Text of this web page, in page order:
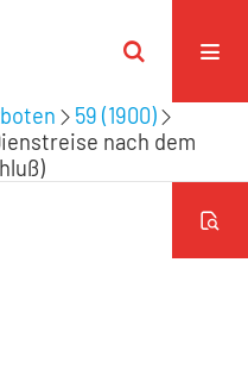
59 (1900)
nach dem